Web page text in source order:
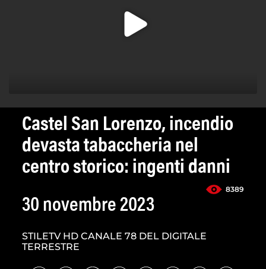
Castel San Lorenzo, incendio
devasta tabaccheria nel
centro storico: ingenti danni
8389
30 novembre 2023
STILETV HD CANALE 78 DEL DIGITALE
TERRESTRE